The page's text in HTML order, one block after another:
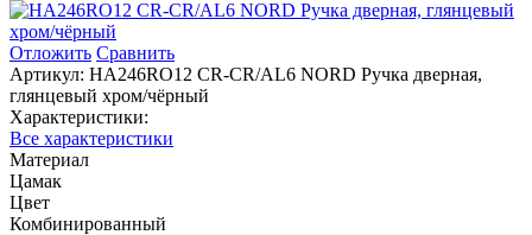
Отложить Сравнить
Артикул: HA246RO12 CR-CR/AL6 NORD Ручка дверная,
глянцевый хром/чёрный
Характеристики:
Все характеристики
Материал
Цамак
Цвет
Комбинированный